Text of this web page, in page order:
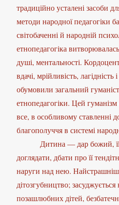
традиційно усталені засоби
методи народної педагогіки
світобаченні й народній
етнопедагогіка
душі, ментальності.
вдачі, мрійливість,
обумовили загальний
етнопедагогіки. Цей
все, в особливому ставленні
благополуччя в системі
Дитина — дар божий, її
доглядати, дбати про її
наруги над нею.
дітозгубництво;
позашлюбних дітей,